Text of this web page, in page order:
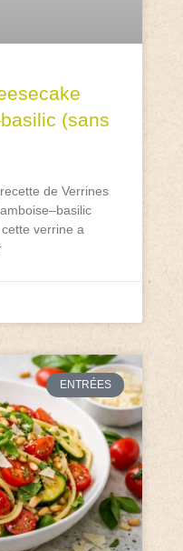
(sans
de Verrines
verrine a
ENTRÉES